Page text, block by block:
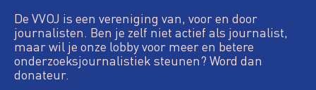
De VVOJ is een vereniging van, voor en door
journalisten. Ben je zelf niet actief als journalist,
maar wil je onze lobby voor meer en betere
onderzoeksjournalistiek steunen? Word dan
donateur.